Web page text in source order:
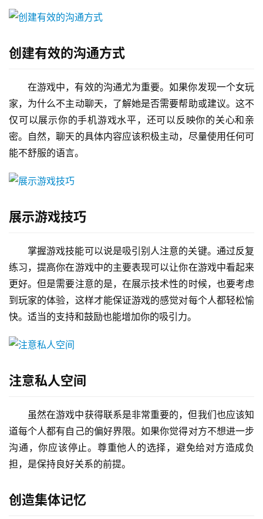
创建有效的沟通方式
在游戏中，有效的沟通尤为重要。如果你发现一个女玩
家，为什么不主动聊天，了解她是否需要帮助或建议。这不
仅可以展示你的手机游戏水平，还可以反映你的关心和亲
密。自然，聊天的具体内容应该积极主动，尽量使用任何可
能不舒服的语言。
展示游戏技巧
掌握游戏技能可以说是吸引别人注意的关键。通过反复
练习，提高你在游戏中的主要表现可以让你在游戏中看起来
更好。但是需要注意的是，在展示技术性的时候，也要考虑
到玩家的体验，这样才能保证游戏的感觉对每个人都轻松愉
快。适当的支持和鼓励也能增加你的吸引力。
注意私人空间
虽然在游戏中获得联系是非常重要的，但我们也应该知
道每个人都有自己的偏好界限。如果你觉得对方不想进一步
沟通，你应该停止。尊重他人的选择，避免给对方造成负
担，是保持良好关系的前提。
创造集体记忆